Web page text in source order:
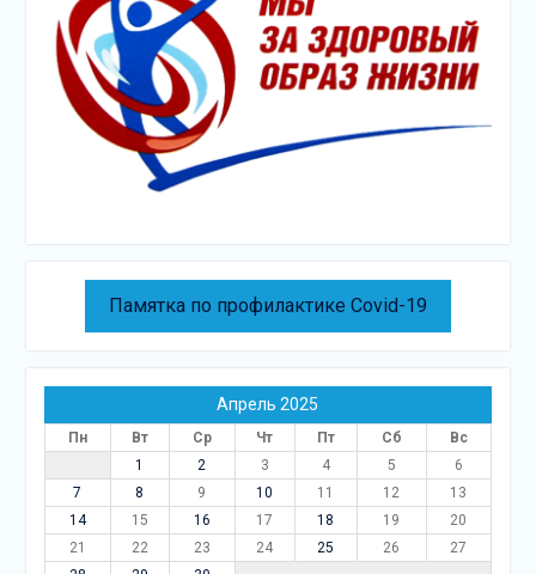
Памятка по профилактике Covid-19
Апрель 2025
Пн Вт Ср Чт Пт Сб
Вс
1
2 3 4 5
6
7
8 9 10 11 12
13
14
15 16 17 18 19
20
21
22 23 24 25 26
27